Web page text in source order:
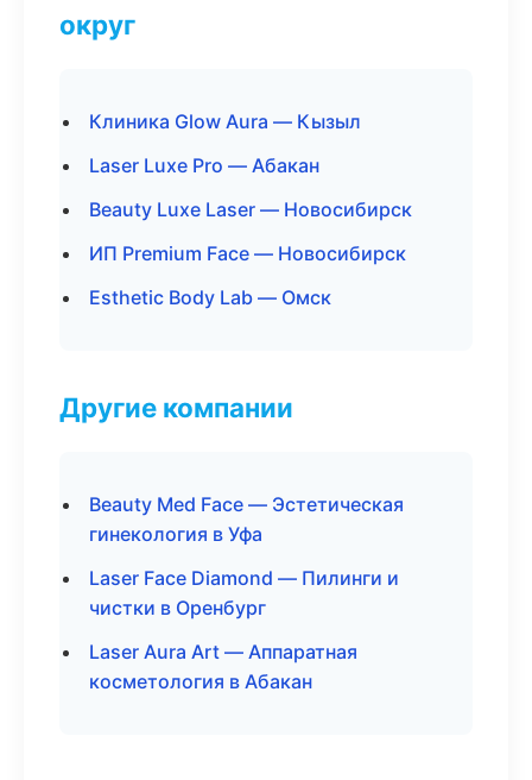
округ
Клиника Glow Aura — Кызыл
Laser Luxe Pro — Абакан
Beauty Luxe Laser — Новосибирск
ИП Premium Face — Новосибирск
Esthetic Body Lab — Омск
Другие компании
Beauty Med Face — Эстетическая
гинекология в Уфа
Laser Face Diamond — Пилинги и
чистки в Оренбург
Laser Aura Art — Аппаратная
косметология в Абакан